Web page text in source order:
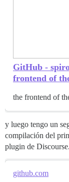
GitHub -
frontend of
the frontend of
y luego tengo un
compilación del
plugin de Discourse.
github.com